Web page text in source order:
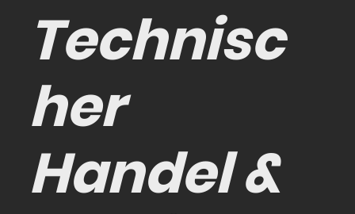
Technisc
her
Handel &